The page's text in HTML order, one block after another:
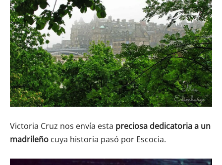
Victoria Cruz nos envía esta preciosa dedicatoria a un
madrileño cuya historia pasó por Escocia.